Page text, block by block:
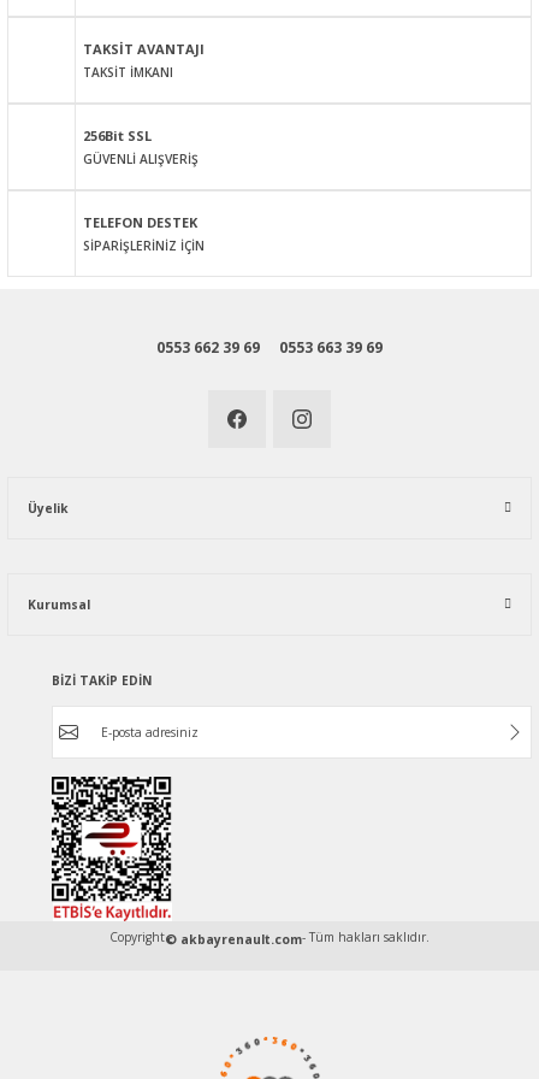
Bu ürüne benzer farklı alternatifler olmalı.
TAKSİT AVANTAJI
TAKSİT İMKANI
256Bit SSL
GÜVENLİ ALIŞVERİŞ
TELEFON DESTEK
SİPARİŞLERİNİZ İÇİN
0553 662 39 69 0553 663 39 69
Üyelik
Kurumsal
BİZİ TAKİP EDİN
Copyright© akbayrenault.com- Tüm hakları saklıdır.